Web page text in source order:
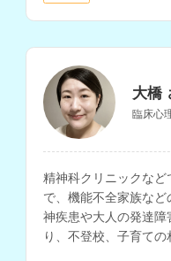
大橋
臨床心
精神科クリニックなど
で、機能不全家族な
神疾患や大人の発達障
り、不登校、子育ての